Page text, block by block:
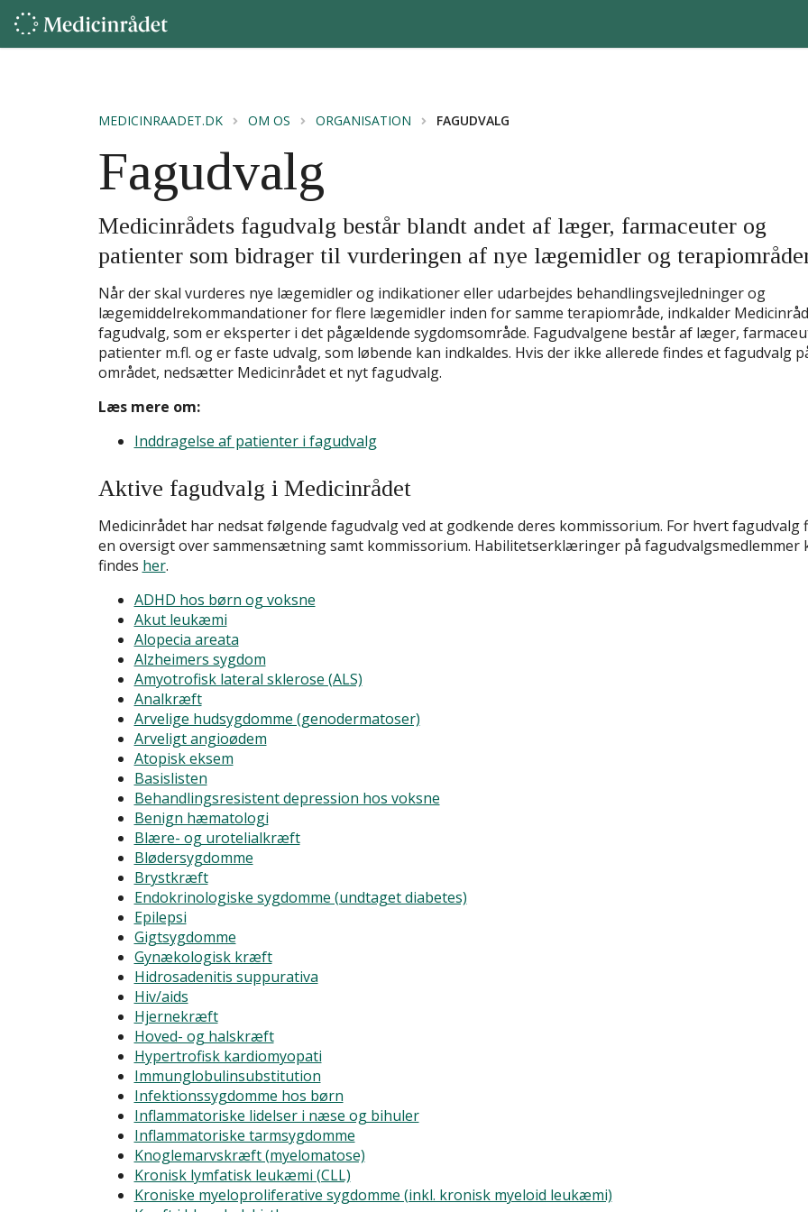
MEDICINRAADET.DK OM OS ORGANISATION FAGUDVALG
Fagudvalg
Medicinrådets fagudvalg består blandt andet af læger, farmaceuter og
patienter som bidrager til vurderingen af nye lægemidler og
Når der skal vurderes nye lægemidler og indikationer eller udarbejdes behandlingsvejledninger og
lægemiddelrekommandationer for flere lægemidler inden for samme terapiområde, indkalder
fagudvalg, som er eksperter i det pågældende sygdomsområde. Fagudvalgene består af læger,
patienter m.fl. og er faste udvalg, som løbende kan indkaldes. Hvis der ikke allerede findes et fagudvalg
området, nedsætter Medicinrådet et nyt fagudvalg.
Læs mere om:
Inddragelse af patienter i fagudvalg
Aktive fagudvalg i Medicinrådet
Medicinrådet har nedsat følgende fagudvalg ved at godkende deres kommissorium. For hvert fagudvalg
en oversigt over sammensætning samt kommissorium. Habilitetserklæringer på fagudvalgsmedlemmer
findes her.
ADHD hos børn og voksne
Akut leukæmi
Alopecia areata
Alzheimers sygdom
Amyotrofisk lateral sklerose (ALS)
Analkræft
Arvelige hudsygdomme (genodermatoser)
Arveligt angioødem
Atopisk eksem
Basislisten
Behandlingsresistent depression hos voksne
Benign hæmatologi
Blære- og urotelialkræft
Blødersygdomme
Brystkræft
Endokrinologiske sygdomme (undtaget diabetes)
Epilepsi
Gigtsygdomme
Gynækologisk kræft
Hidrosadenitis suppurativa
Hiv/aids
Hjernekræft
Hoved- og halskræft
Hypertrofisk kardiomyopati
Immunglobulinsubstitution
Infektionssygdomme hos børn
Inflammatoriske lidelser i næse og bihuler
Inflammatoriske tarmsygdomme
Knoglemarvskræft (myelomatose)
Kronisk lymfatisk leukæmi (CLL)
Kroniske myeloproliferative sygdomme (inkl. kronisk myeloid leukæmi)